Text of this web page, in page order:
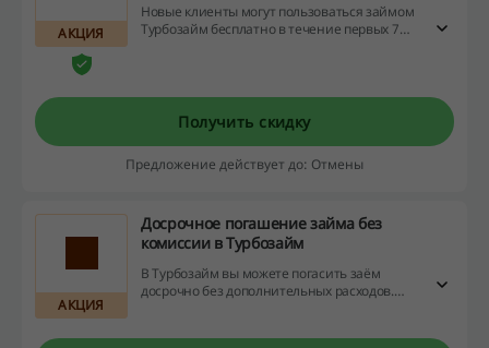
АКЦИЯ
Новые клиенты могут пользоваться займом
Турбозайм бесплатно в течение первых 7
Получить скидку
Предложение действует до: Отмены
АКЦИЯ
Досрочное погашение займа без
комиссии в Турбозайм
В Турбозайм вы можете погасить заём
досрочно без дополнительных расходов.
использование кредита.